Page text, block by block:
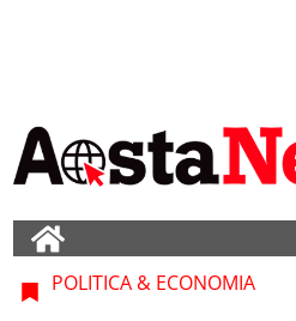
POLITICA & ECONOMIA